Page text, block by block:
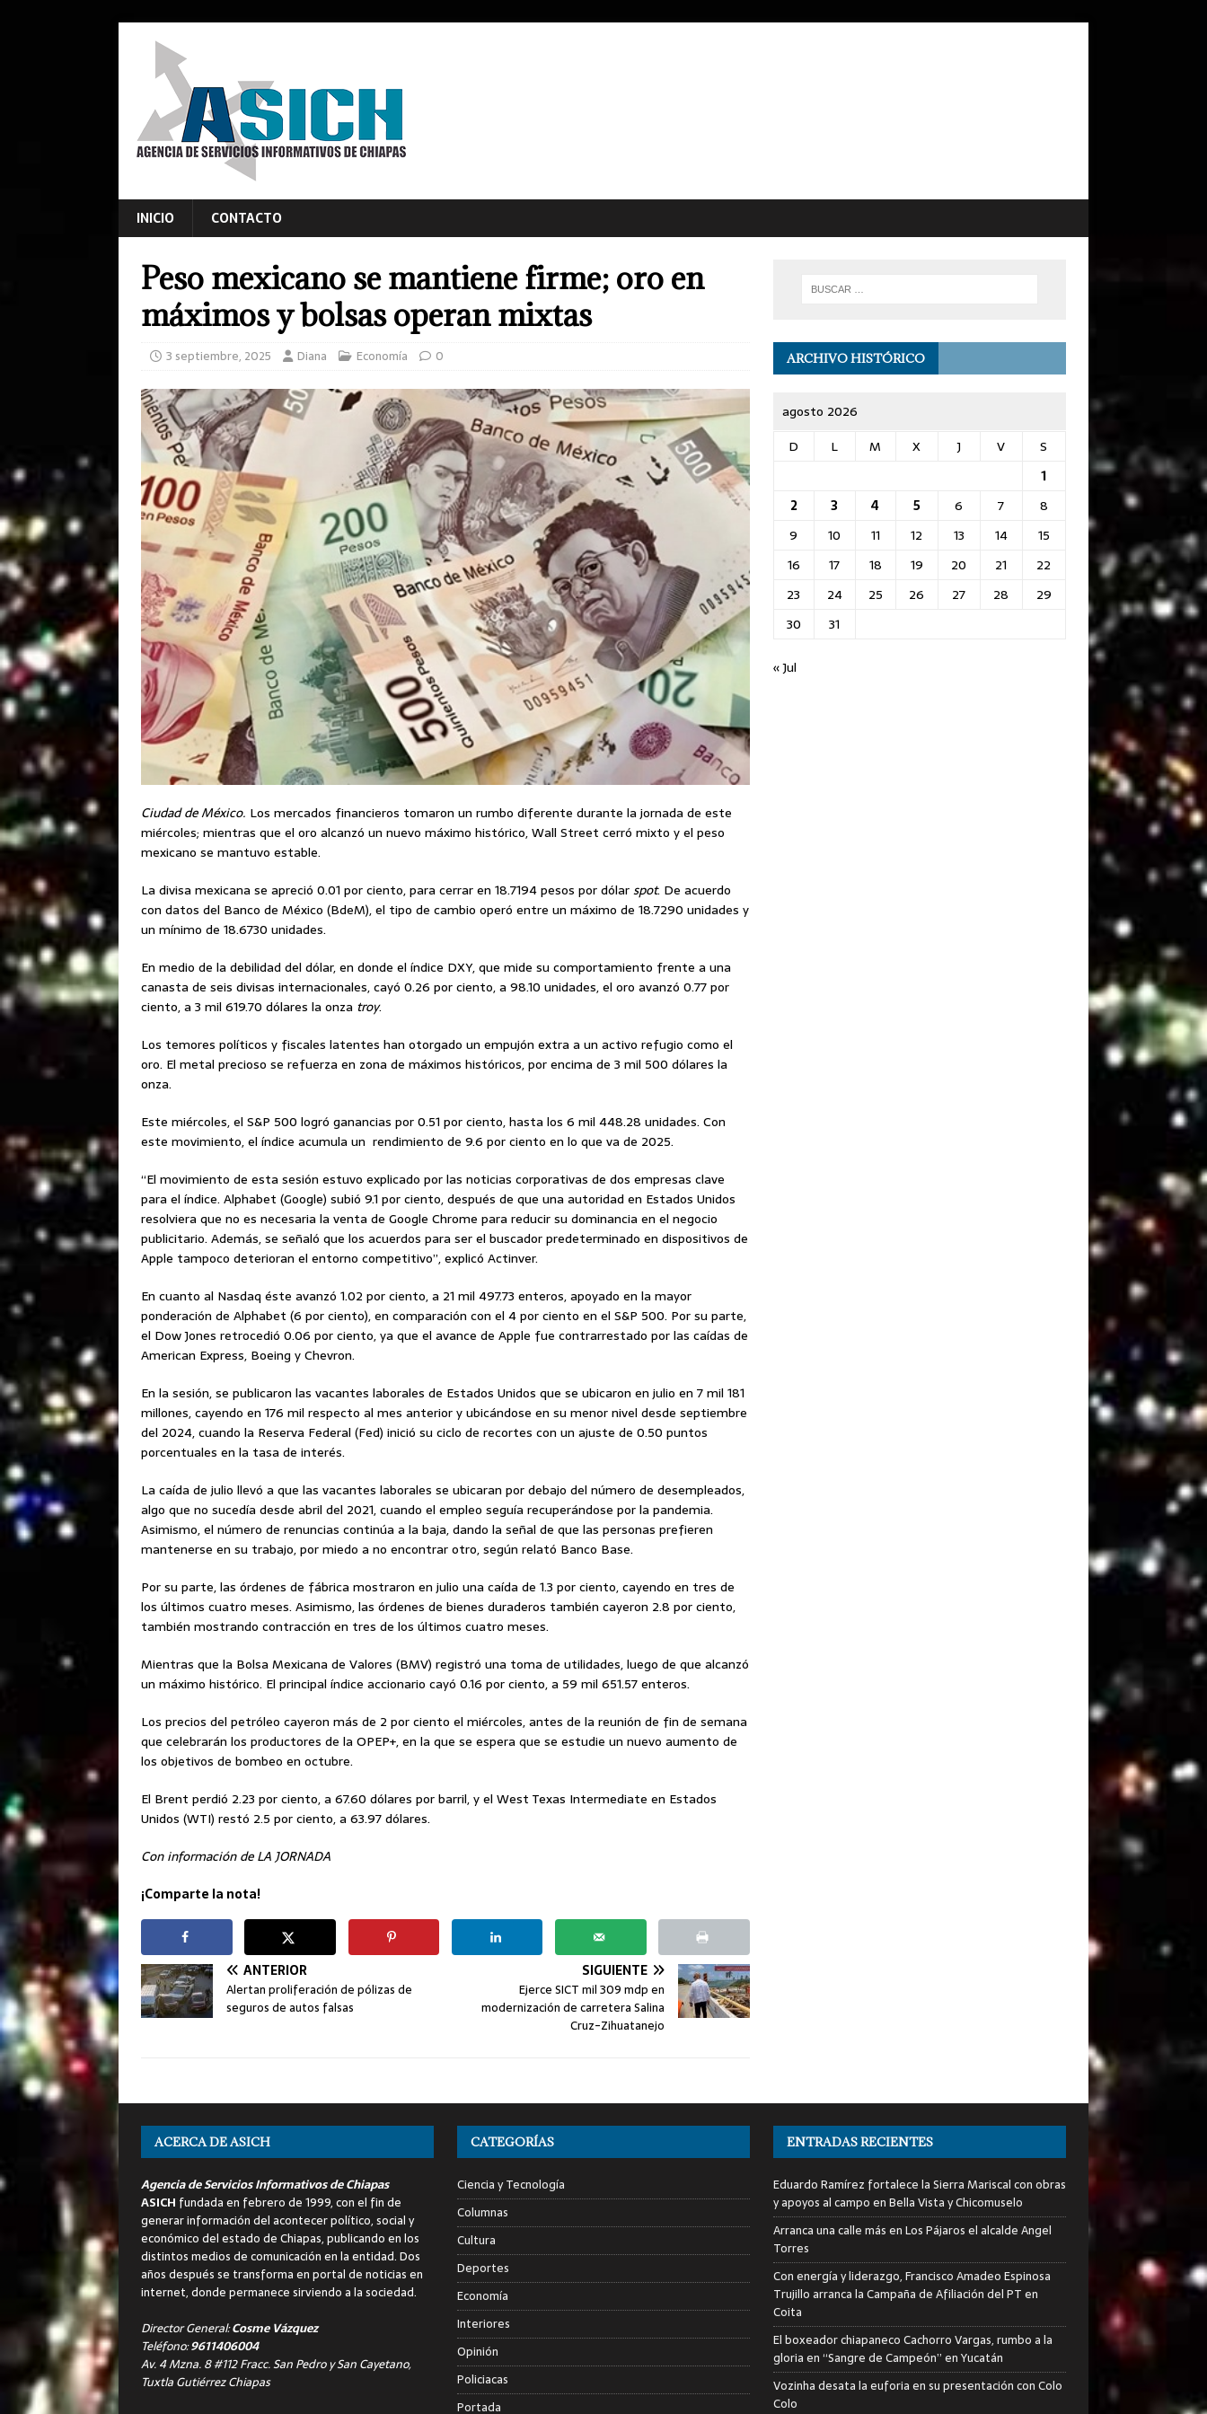
INICIO CONTACTO
Peso mexicano se mantiene firme; oro en
máximos y bolsas operan mixtas
3 septiembre, 2025 Diana Economía 0
Ciudad de México. Los mercados financieros tomaron un rumbo diferente durante la jornada de este
miércoles; mientras que el oro alcanzó un nuevo máximo histórico, Wall Street cerró mixto y el peso
mexicano se mantuvo estable.
La divisa mexicana se apreció 0.01 por ciento, para cerrar en 18.7194 pesos por dólarspot. De acuerdo
con datos del Banco de México (BdeM), el tipo de cambio operó entre un máximo de 18.7290 unidades y
un mínimo de 18.6730 unidades.
En medio de la debilidad del dólar, en donde el índice DXY, que mide su comportamiento frente a una
canasta de seis divisas internacionales, cayó 0.26 por ciento, a 98.10 unidades, el oro avanzó 0.77 por
ciento, a 3 mil 619.70 dólares la onza troy.
Los temores políticos y fiscales latentes han otorgado un empujón extra a un activo refugio como el
oro. El metal precioso se refuerza en zona de máximos históricos, por encima de 3 mil 500 dólares la
onza.
Este miércoles, el S&P 500 logró ganancias por 0.51 por ciento, hasta los 6 mil 448.28 unidades. Con
este movimiento, el índice acumula un rendimiento de 9.6 por ciento en lo que va de 2025.
“El movimiento de esta sesión estuvo explicado por las noticias corporativas de dos empresas clave
para el índice. Alphabet (Google) subió 9.1 por ciento, después de que una autoridad en Estados Unidos
resolviera que no es necesaria la venta de Google Chrome para reducir su dominancia en el negocio
publicitario. Además, se señaló que los acuerdos para ser el buscador predeterminado en dispositivos de
Apple tampoco deterioran el entorno competitivo”, explicó Actinver.
En cuanto al Nasdaq éste avanzó 1.02 por ciento, a 21 mil 497.73 enteros, apoyado en la mayor
ponderación de Alphabet (6 por ciento), en comparación con el 4 por ciento en el S&P 500. Por su parte,
el Dow Jones retrocedió 0.06 por ciento, ya que el avance de Apple fue contrarrestado por las caídas de
American Express, Boeing y Chevron.
En la sesión, se publicaron las vacantes laborales de Estados Unidos que se ubicaron en julio en 7 mil 181
millones, cayendo en 176 mil respecto al mes anterior y ubicándose en su menor nivel desde septiembre
del 2024, cuando la Reserva Federal (Fed) inició su ciclo de recortes con un ajuste de 0.50 puntos
porcentuales en la tasa de interés.
La caída de julio llevó a que las vacantes laborales se ubicaran por debajo del número de desempleados,
algo que no sucedía desde abril del 2021, cuando el empleo seguía recuperándose por la pandemia.
Asimismo, el número de renuncias continúa a la baja, dando la señal de que las personas prefieren
mantenerse en su trabajo, por miedo a no encontrar otro, según relató Banco Base.
Por su parte, las órdenes de fábrica mostraron en julio una caída de 1.3 por ciento, cayendo en tres de
los últimos cuatro meses. Asimismo, las órdenes de bienes duraderos también cayeron 2.8 por ciento,
también mostrando contracción en tres de los últimos cuatro meses.
Mientras que la Bolsa Mexicana de Valores (BMV) registró una toma de utilidades, luego de que alcanzó
un máximo histórico. El principal índice accionario cayó 0.16 por ciento, a 59 mil 651.57 enteros.
Los precios del petróleo cayeron más de 2 por ciento el miércoles, antes de la reunión de fin de semana
que celebrarán los productores de la OPEP+, en la que se espera que se estudie un nuevo aumento de
los objetivos de bombeo en octubre.
El Brent perdió 2.23 por ciento, a 67.60 dólares por barril, y el West Texas Intermediate en Estados
Unidos (WTI) restó 2.5 por ciento, a 63.97 dólares.
Con información de LA JORNADA
¡Comparte la nota!
ANTERIOR
Alertan proliferación de pólizas de
seguros de autos falsas
SIGUIENTE
Ejerce SICT mil 309 mdp en
modernización de carretera Salina
Cruz-Zihuatanejo
ARCHIVO HISTÓRICO
agosto 2026
D
L M X J V
S
1
2
3 4 5 6 7
8
9
10 11 12 13 14
15
16
17 18 19 20 21
22
23
24 25 26 27 28
29
30
31
« Jul
ACERCA DE ASICH
Agencia de Servicios Informativos de Chiapas
ASICH fundada en febrero de 1999, con el fin de
generar información del acontecer político, social y
económico del estado de Chiapas, publicando en los
distintos medios de comunicación en la entidad. Dos
años después se transforma en portal de noticias en
internet, donde permanece sirviendo a la sociedad.
Director General:Cosme Vázquez
Teléfono:9611406004
Av. 4 Mzna. 8 #112 Fracc. San Pedro y San Cayetano,
Tuxtla Gutiérrez Chiapas
CATEGORÍAS
Ciencia y Tecnología
Columnas
Cultura
Deportes
Economía
Interiores
Opinión
Policiacas
Portada
ENTRADAS RECIENTES
Eduardo Ramírez fortalece la Sierra Mariscal con obras
y apoyos al campo en Bella Vista y Chicomuselo
Arranca una calle más en Los Pájaros el alcalde Angel
Torres
Con energía y liderazgo, Francisco Amadeo Espinosa
Trujillo arranca la Campaña de Afiliación del PT en
Coita
El boxeador chiapaneco Cachorro Vargas, rumbo a la
gloria en “Sangre de Campeón” en Yucatán
Vozinha desata la euforia en su presentación con Colo
Colo